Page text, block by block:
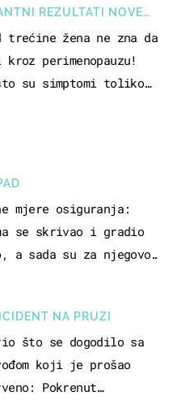
mjere osiguranja:
se skrivao i gradio
a sada su za njegovo
NA PRUZI
što se dogodilo sa
koji je prošao
Pokrenut
REZULTATI NOVE
trećine žena ne zna da
perimenopauzu!
su simptomi toliko